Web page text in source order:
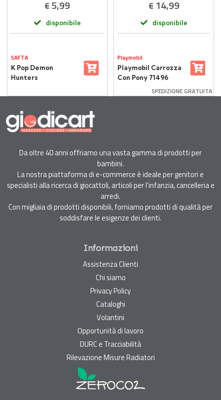
€5,99
disponibile
SAFTA
K Pop Demon
Hunters
1410ml
€ 14,99
disponibile
Playmobil
Playmobil Carrozza
Con Pony 71496
SPEDIZIONE GRATUITA
Da oltre 40 anni offriamo una vasta gamma di prodotti per
bambini.
La nostra piattaforma di e-commerce è ideale per genitori e
specialisti alla ricerca di giocattoli, articoli per l'infanzia, cancelleria e
arredi.
Con migliaia di prodotti disponibili, forniamo prodotti di qualità per
soddisfare le esigenze dei clienti.
Informazioni
Assistenza Clienti
Chi siamo
Privacy Policy
Cataloghi
Volantini
Opportunità di lavoro
DURC e Tracciabilità
Rilevazione Misure Radiatori